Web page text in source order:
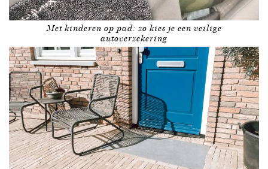
Met kinderen op pad: zo kies je een veilige
autoverzekering